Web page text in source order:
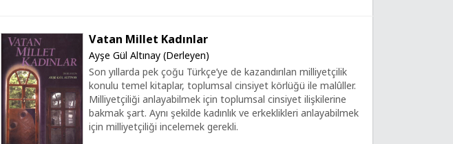
Vatan Millet Kadınlar
Ayşe Gül Altınay (Derleyen)
Son yıllarda pek çoğu Türkçe’ye de kazandırılan milliyetçilik
konulu temel kitaplar, toplumsal cinsiyet körlüğü ile malûller.
Milliyetçiliği anlayabilmek için toplumsal cinsiyet ilişkilerine
bakmak şart. Aynı şekilde kadınlık ve erkeklikleri anlayabilmek
için milliyetçiliği incelemek gerekli.